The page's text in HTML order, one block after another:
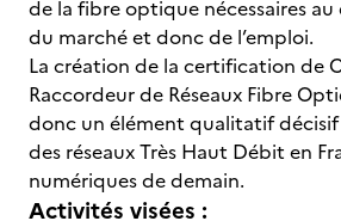
de la fibre optique nécessaires
du marché et donc de l’emploi.
La création de la certification de
Raccordeur de Réseaux Fibre
donc un élément qualitatif
des réseaux Très Haut Débit en
numériques de demain.
Activités visées :